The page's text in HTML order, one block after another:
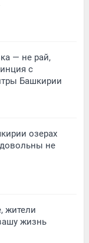
— не рай,
с
Башкирии
озерах
не
жители
жизнь